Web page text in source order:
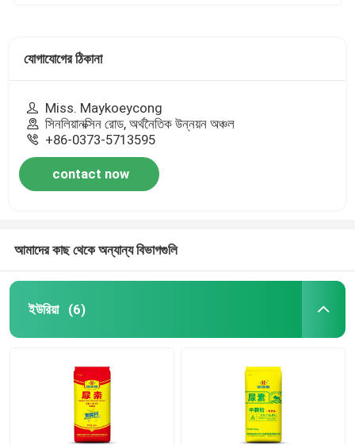
যোগাযোগের ঠিকানা
Miss. Maykoeycong
সিনলিয়ানক্সিন রোড, অর্থনৈতিক উন্নয়ন অঞ্চল
+86-0373-5713595
contact now
আমাদের কাছ থেকে অন্যান্য বিভাগগুলি
ইউরিয়া (6)